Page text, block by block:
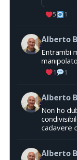
5 1
Alberto
Entrambi
1 1
Alberto
Non ho
cadavere
Alberto